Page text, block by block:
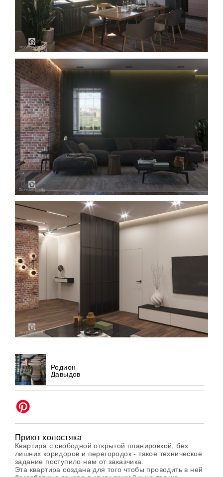
Родион
Давыдов
Приют холостяка
Квартира с свободной открытой планировкой, без
лишних коридоров и перегородок - такое техническое
задание поступило нам от заказчика.
Эта квартира создана для того чтобы проводить в ней